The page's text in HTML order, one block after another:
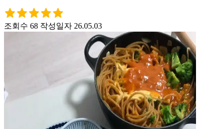
조회수 68 작성일자 26.05.03